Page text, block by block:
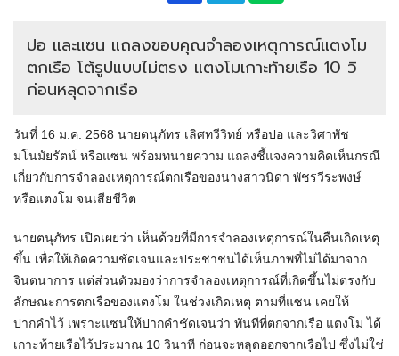
ปอ และแซน แถลงขอบคุณจำลองเหตุการณ์แตงโม
ตกเรือ โต้รูปแบบไม่ตรง แตงโมเกาะท้ายเรือ 10 วิ
ก่อนหลุดจากเรือ
วันที่ 16 ม.ค. 2568 นายตนุภัทร เลิศทวีวิทย์ หรือปอ และวิศาพัช
มโนมัยรัตน์ หรือแซน พร้อมทนายความ แถลงชี้แจงความคิดเห็นกรณี
เกี่ยวกับการจำลองเหตุการณ์ตกเรือของนางสาวนิดา พัชรวีระพงษ์
หรือแตงโม จนเสียชีวิต
นายตนุภัทร เปิดเผยว่า เห็นด้วยที่มีการจำลองเหตุการณ์ในคืนเกิดเหตุ
ขึ้น เพื่อให้เกิดความชัดเจนและประชาชนได้เห็นภาพที่ไม่ได้มาจาก
จินตนาการ แต่ส่วนตัวมองว่าการจำลองเหตุการณ์ที่เกิดขึ้นไม่ตรงกับ
ลักษณะการตกเรือของแตงโม ในช่วงเกิดเหตุ ตามที่แซน เคยให้
ปากคำไว้ เพราะแซนให้ปากคำชัดเจนว่า ทันทีที่ตกจากเรือ แตงโม ได้
เกาะท้ายเรือไว้ประมาณ 10 วินาที ก่อนจะหลุดออกจากเรือไป ซึ่งไม่ใช่